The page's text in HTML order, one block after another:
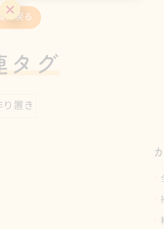
に戻る
タグ
置き
わせはこちら